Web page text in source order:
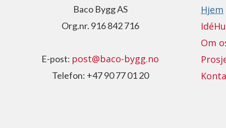
Baco Bygg AS
Org.nr. 916 842 716
E-post: post@baco-bygg.no
Telefon: +47 90 77 01 20
Hjem
Om